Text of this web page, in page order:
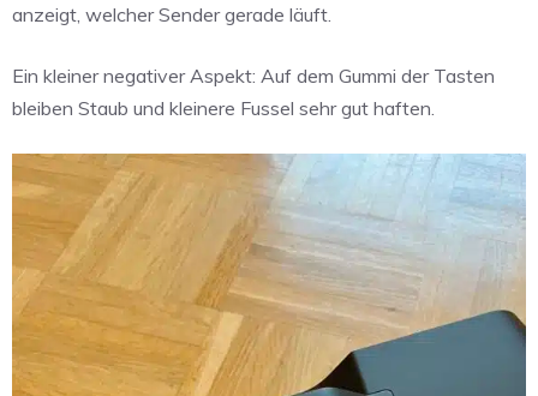
anzeigt, welcher Sender gerade läuft.
Ein kleiner negativer Aspekt: Auf dem Gummi der Tasten
bleiben Staub und kleinere Fussel sehr gut haften.